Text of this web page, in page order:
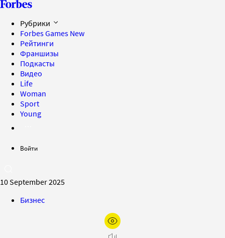
Рубрики
Forbes Games New
Рейтинги
Франшизы
Подкасты
Видео
Life
Woman
Sport
Young
Войти
10 September 2025
Бизнес